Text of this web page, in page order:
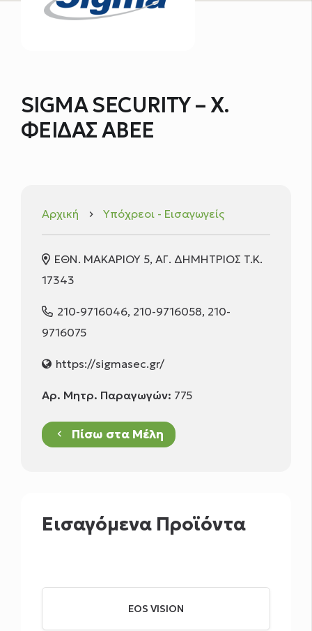
SIGMA SECURITY – Χ.
ΦΕΙΔΑΣ ΑΒΕΕ
Αρχική keyboard_arrow_right Υπόχρεοι - Εισαγωγείς
ΕΘΝ. ΜΑΚΑΡΙΟΥ 5, ΑΓ. ΔΗΜΗΤΡΙΟΣ T.K.
17343
210-9716046, 210-9716058, 210-
9716075
https://sigmasec.gr/
Αρ. Μητρ. Παραγωγών: 775
keyboard_arrow_left Πίσω στα Μέλη
Εισαγόμενα Προϊόντα
EOS VISION